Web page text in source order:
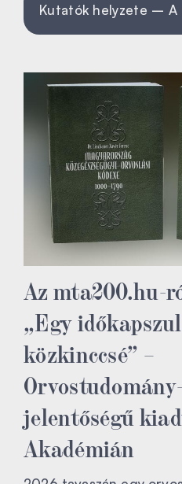
Kutatók helyzete – A
Az mta200.hu-
„Egy
közkinccsé” –
jelentőségű
Akadémián